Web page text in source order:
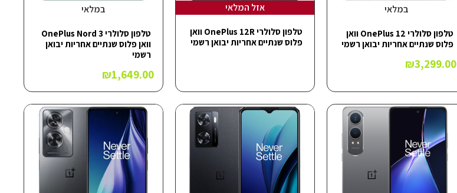
במלאי
טלפון סלולרי OnePlus 12 וואן
פלוס שנתיים אחריות יבואן רשמי
₪3,299.00
אזל המלאי
טלפון סלולרי OnePlus 12R וואן
פלוס שנתיים אחריות יבואן רשמי
במלאי
טלפון סלולרי OnePlus Nord 3
וואן פלוס שנתיים אחריות יבואן
רשמי
₪1,649.00